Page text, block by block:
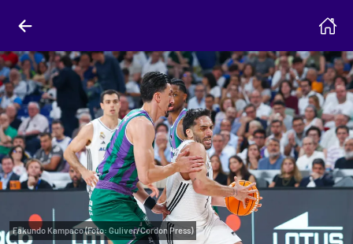
Fakundo Kampaco (Foto: Guliver/Cordon Press)